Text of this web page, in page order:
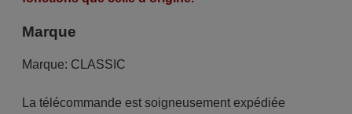
Marque
Marque: CLASSIC
La télécommande est soigneusement expédiée